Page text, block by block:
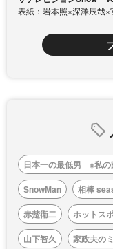
表紙：岩本照×深澤辰哉×
日本一の最低男 ※私の
SnowMan
相棒
赤楚衛二
ホットス
山下智久
家政夫の